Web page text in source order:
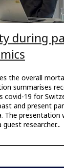
during
the overall
summarises
covid-19 for
and present
presentation
researcher...